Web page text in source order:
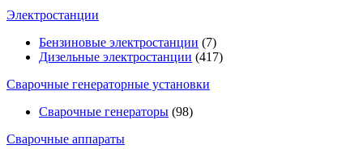
Электростанции
Бензиновые электростанции (7)
Дизельные электростанции (417)
Сварочные генераторные установки
Сварочные генераторы (98)
Сварочные аппараты